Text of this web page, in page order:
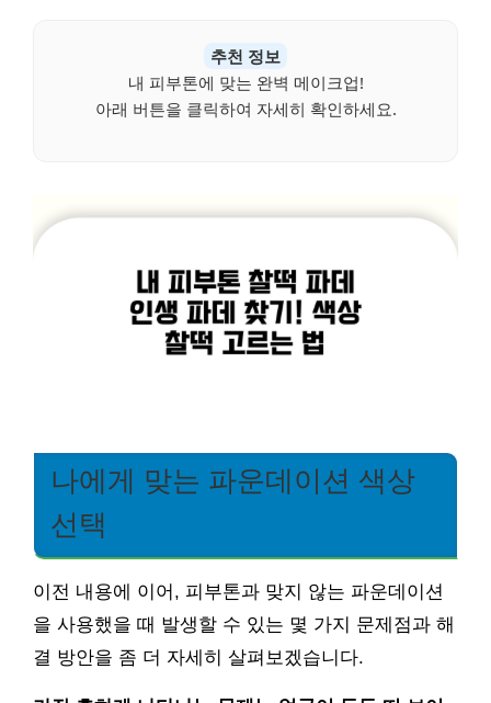
추천 정보
내 피부톤에 맞는 완벽 메이크업!
아래 버튼을 클릭하여 자세히 확인하세요.
나에게 맞는 파운데이션 색상
선택
이전 내용에 이어, 피부톤과 맞지 않는 파운데이션
을 사용했을 때 발생할 수 있는 몇 가지 문제점과 해
결 방안을 좀 더 자세히 살펴보겠습니다.